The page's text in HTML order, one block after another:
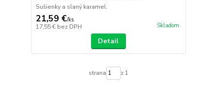
Sušienky a slaný karamel.
21,59 €/ks
17,55 € bez DPH Skladom
Detail
strana z 1